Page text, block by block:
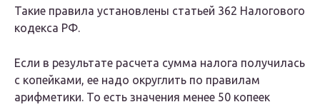
Такие правила установлены статьей 362 Налогового
кодекса РФ.
Если в результате расчета сумма налога получилась
с копейками, ее надо округлить по правилам
арифметики. То есть значения менее 50 копеек